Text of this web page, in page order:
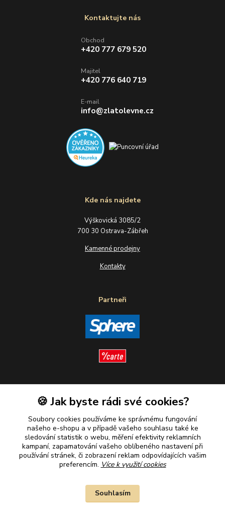
Kde nás najdete
Výškovická 3085/2
700 30 Ostrava-Zábřeh
Kamenné prodejny
Kontakty
Partneři
Plaťte u nás bezpečně
Kontaktujte nás
Obchod
+420 777 679 520
Majitel
+420 776 640 719
E-mail
info@zlatolevne.cz
🍪 Jak byste rádi své cookies?
Soubory cookies používáme ke správnému fungování
našeho e-shopu a v případě vašeho souhlasu také ke
sledování statistik o webu, měření efektivity reklamních
kampaní, zapamatování vašeho oblíbeného nastavení při
používání stránek, či zobrazení reklam odpovídajících vašim
preferencím. Více k využití cookies
Souhlasím